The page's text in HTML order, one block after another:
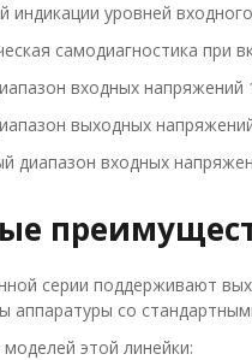
индикации уровней
самодиагностика при
входных напряжений
выходных
диапазон входных
серии поддерживают
аппаратуры со
этой линейки: